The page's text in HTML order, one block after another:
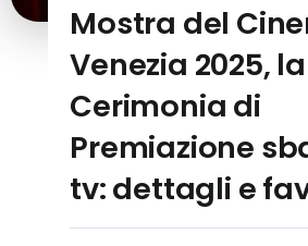
Mostra del
Venezia 2025, la
Cerimonia di
Premiazione
tv: dettagli e